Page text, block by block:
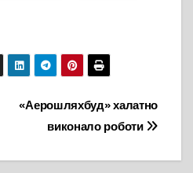
«Аерошляхбуд» халатно
виконало роботи